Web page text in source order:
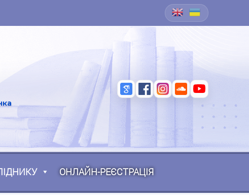
ОНЛАЙН-РЕЄСТРАЦІЯ